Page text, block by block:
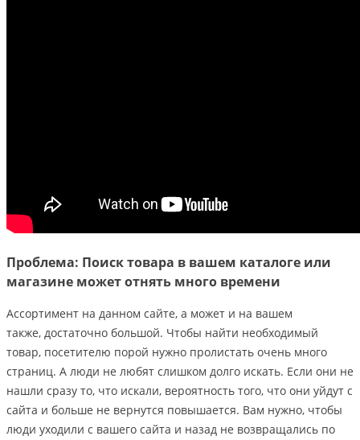
Проблема: Поиск товара в вашем каталоге или
магазине может отнять много времени
Ассортимент на данном сайте, а может и на вашем
также, достаточно большой. Чтобы найти необходимый
товар, посетителю порой нужно пролистать очень много
страниц. А люди не любят слишком долго искать. Если они не
нашли сразу то, что искали, вероятность того, что они уйдут с
сайта и больше не вернутся повышается. Вам нужно, чтобы
люди уходили с вашего сайта и назад не возвращались по